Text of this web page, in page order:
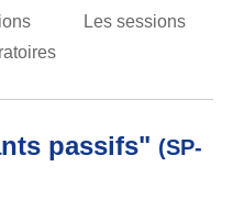
Les sessions
passifs" (SP-